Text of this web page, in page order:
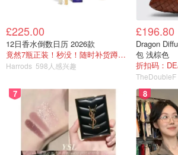
最后的生还者 2 重制版 （The Last of
平台：PS5✅
发布：2024 年 1 月 19 日
支持英语✅
£225.00
12日香水倒数日历 2026款
竟然7瓶正装！秒没！随时补货蹲！！！
Harrods 598人感兴趣
£196.80
Dragon Diffusion Santa
包 浅棕色
折扣码：
TheDoubleF
7 8